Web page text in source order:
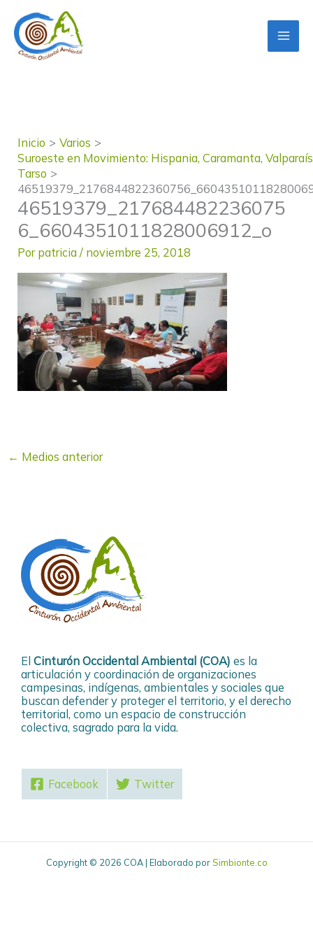
contenido
Inicio
Varios
Suroeste en Movimiento: Hispania, Caramanta,
Tarso
46519379_217684482236075
6_6604351011828006912_o
Por patricia/ noviembre 25, 2018
← Medios anterior
El Cinturón Occidental Ambiental (COA) es la
articulación y coordinación de organizaciones
campesinas, indígenas, ambientales y sociales que
buscan defender y proteger el territorio, y el derecho
territorial, como un espacio de construcción
colectiva, sagrado para la vida.
Facebook Twitter
Copyright © 2026 COA | Elaborado porSimbionte.co